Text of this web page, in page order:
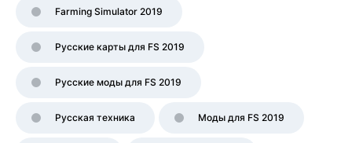
Farming Simulator 2019
Русские карты для FS 2019
Русские моды для FS 2019
Русская техника Моды для FS 2019